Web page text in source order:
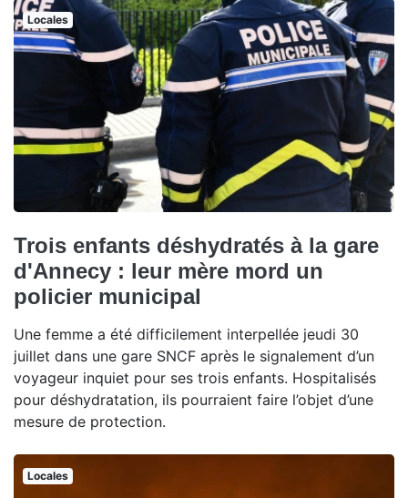
Locales
Trois enfants déshydratés à la gare
d'Annecy : leur mère mord un
policier municipal
Une femme a été difficilement interpellée jeudi 30
juillet dans une gare SNCF après le signalement d’un
voyageur inquiet pour ses trois enfants. Hospitalisés
pour déshydratation, ils pourraient faire l’objet d’une
mesure de protection.
Locales